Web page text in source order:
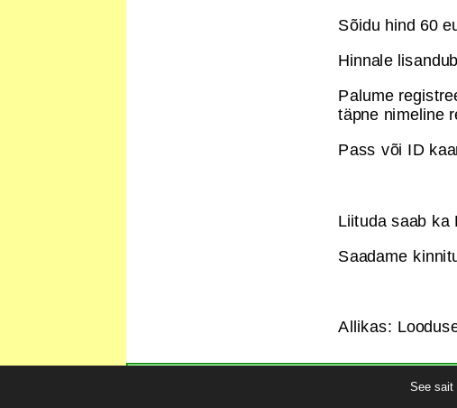
See sait
Sõidu hind 60
Hinnale
Palume
täpne nimeline
Pass või ID
Liituda saab ka
Saadame
Allikas:
Kui Sa oma
© Aiandus.ee Kõik õigused kaitstud. Selle